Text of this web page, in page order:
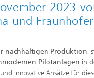
2023
und
nachhaltigen Produktion
Pilotanlagen in
innovative Ansätze für